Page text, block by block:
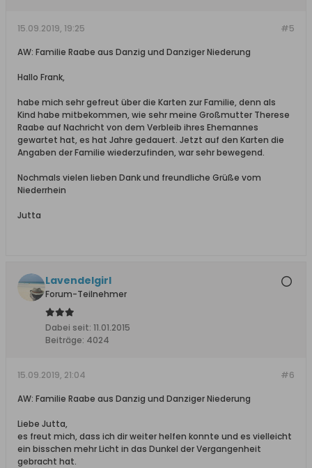
#5
15.09.2019, 19:25
AW: Familie Raabe aus Danzig und Danziger Niederung
Hallo Frank,
habe mich sehr gefreut über die Karten zur Familie, denn als
Kind habe mitbekommen, wie sehr meine Großmutter Therese
Raabe auf Nachricht von dem Verbleib ihres Ehemannes
gewartet hat, es hat Jahre gedauert. Jetzt auf den Karten die
Angaben der Familie wiederzufinden, war sehr bewegend.
Nochmals vielen lieben Dank und freundliche Grüße vom
Niederrhein
Jutta
Lavendelgirl
Forum-Teilnehmer
Dabei seit: 11.01.2015
Beiträge: 4024
#6
15.09.2019, 21:04
AW: Familie Raabe aus Danzig und Danziger Niederung
Liebe Jutta,
es freut mich, dass ich dir weiter helfen konnte und es vielleicht
ein bisschen mehr Licht in das Dunkel der Vergangenheit
gebracht hat.